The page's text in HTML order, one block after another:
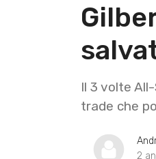
Il 3 volte
trade che
2